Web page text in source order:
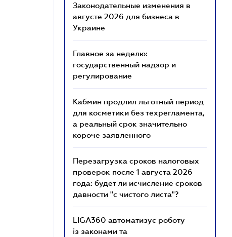
Законодательные изменения в
августе 2026 для бизнеса в
Украине
Главное за неделю:
государственный надзор и
регулирование
Кабмин продлил льготный период
для косметики без техрегламента,
а реальный срок значительно
короче заявленного
Перезагрузка сроков налоговых
проверок после 1 августа 2026
года: будет ли исчисление сроков
давности "с чистого листа"?
LIGA360 автоматизує роботу
із законами та